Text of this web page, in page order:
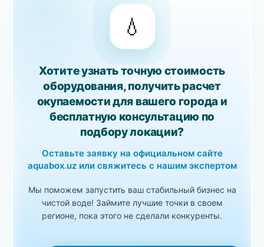
💧
Хотите узнать точную стоимость
оборудования, получить расчет
окупаемости для вашего города и
бесплатную консультацию по
подбору локации?
Оставьте заявку на официальном сайте
aquabox.uz или свяжитесь с нашим экспертом
Мы поможем запустить ваш стабильный бизнес на
чистой воде! Займите лучшие точки в своем
регионе, пока этого не сделали конкуренты.